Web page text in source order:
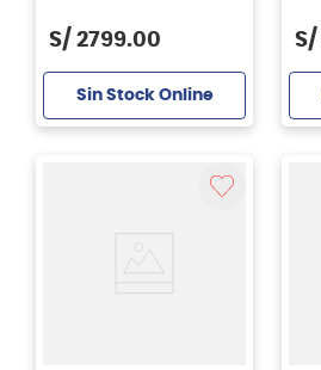
S/ 2799.00
Sin Stock Online
S/